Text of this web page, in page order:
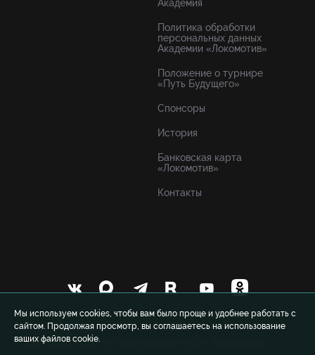
Мы используем cookies, чтобы вам было проще и удобнее работать с
сайтом. Продолжая просмотр, вы соглашаетесь на использование
ваших файлов cookie.
Академия
Политика обработки
персональных данных
Академии «Локомотив»
Положение о турнире
«Путь Будущего»
Спонсоры
История
Банковская карта
«Локомотив»
Контакты
© 1999-2026 FCLM.RU Футбольный клуб «Локомотив»